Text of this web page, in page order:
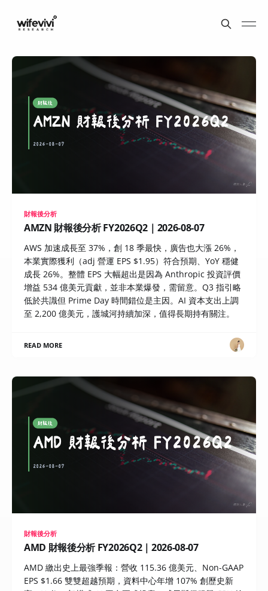
財報後分析
AMZN 財報後分析 FY2026Q2｜2026-08-07
AWS 加速成長至 37%，創 18 季最快，廣告也大漲 26%，
本業實際獲利（adj 營運 EPS $1.95）符合預期、YoY 穩健
成長 26%。整體 EPS 大幅超出是因為 Anthropic 投資評價
增益 534 億美元貢獻，並非本業爆發，需留意。Q3 指引略
低於共識但 Prime Day 時間錯位是主因。AI 資本支出上調
至 2,200 億美元，護城河持續加深，值得長期持有關注。
READ MORE
財報後分析
AMD 財報後分析 FY2026Q2｜2026-08-07
AMD 繳出史上最強季報：營收 115.36 億美元、Non-GAAP
EPS $1.66 雙雙超越預期，資料中心年增 107% 創歷史新